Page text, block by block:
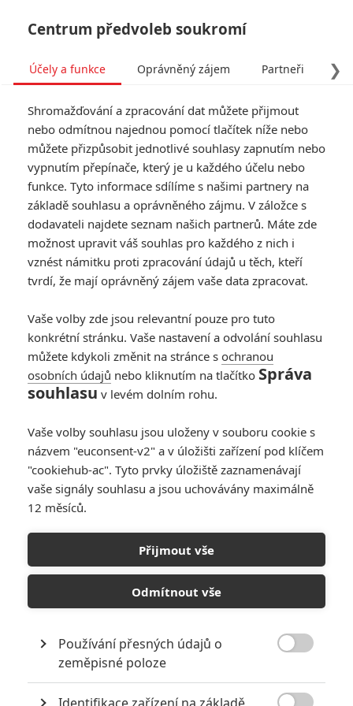
Nelítostný souboj 2:
DiCaprio převezme roli po
zesnulém Kilmerovi
Napsal:Anarvin, 08.10.2025 09:00
« Předchozí
Warner Bros.
Val Kilmer ve snímku Nelítostný souboj | Fandíme filmu
Centrum předvoleb soukromí
❯
Účely a funkce Oprávněný zájem Partneři
Shromažďování a zpracování dat můžete přijmout
nebo odmítnou najednou pomocí tlačítek níže nebo
můžete přizpůsobit jednotlivé souhlasy zapnutím nebo
vypnutím přepínače, který je u každého účelu nebo
funkce. Tyto informace sdílíme s našimi partnery na
základě souhlasu a oprávněného zájmu. V záložce s
dodavateli najdete seznam našich partnerů. Máte zde
možnost upravit váš souhlas pro každého z nich i
vznést námitku proti zpracování údajů u těch, kteří
tvrdí, že mají oprávněný zájem vaše data zpracovat.
Vaše volby zde jsou relevantní pouze pro tuto
konkrétní stránku. Vaše nastavení a odvolání souhlasu
můžete kdykoli změnit na stránce s ochranou
osobních údajů nebo kliknutím na tlačítko Správa
souhlasu v levém dolním rohu.
Vaše volby souhlasu jsou uloženy v souboru cookie s
názvem "euconsent-v2" a v úložišti zařízení pod klíčem
"cookiehub-ac". Tyto prvky úložiště zaznamenávají
vaše signály souhlasu a jsou uchovávány maximálně
12 měsíců.
Přijmout vše
Odmítnout vše
Používání přesných údajů o
zeměpisné poloze